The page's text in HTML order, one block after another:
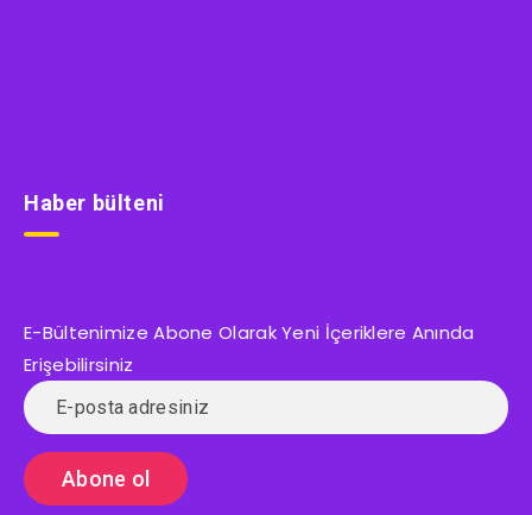
Haber bülteni
E-Bültenimize Abone Olarak Yeni İçeriklere Anında
Erişebilirsiniz